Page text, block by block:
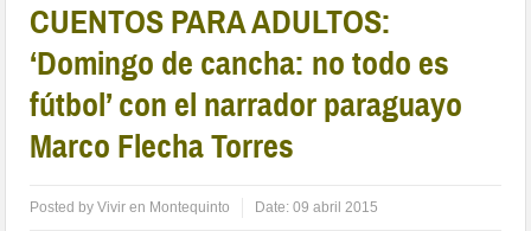
CUENTOS PARA ADULTOS:
‘Domingo de cancha: no todo es
fútbol’ con el narrador paraguayo
Marco Flecha Torres
Posted byVivir en Montequinto Date:09 abril 2015